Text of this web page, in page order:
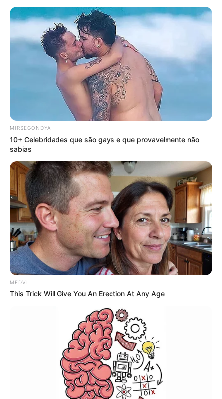
MIRSEGONDYA
10+ Celebridades que são gays e que provavelmente não
sabias
MEDVI
This Trick Will Give You An Erection At Any Age